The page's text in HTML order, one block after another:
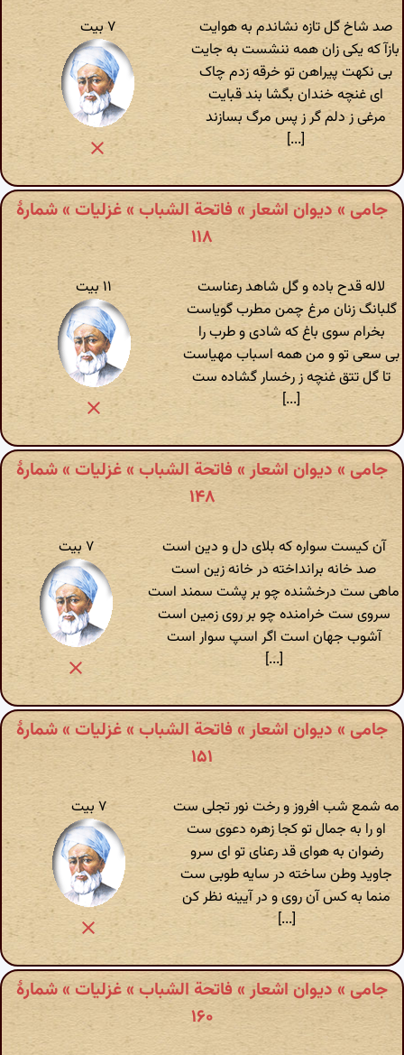
صد شاخ گل تازه نشاندم به هوایت
بازآ که یکی زان همه ننشست به جایت
بی نکهت پیراهن تو خرقه زدم چاک
ای غنچه خندان بگشا بند قبایت
مرغی ز دلم گر ز پس مرگ بسازند
[...]
۷ بیت
جامی » دیوان اشعار » فاتحة الشباب » غزلیات » شمارهٔ
۱۱۸
لاله قدح باده و گل شاهد رعناست
گلبانگ زنان مرغ چمن مطرب گویاست
بخرام سوی باغ که شادی و طرب را
بی سعی تو و من همه اسباب مهیاست
تا گل تتق غنچه ز رخسار گشاده ست
[...]
۱۱ بیت
جامی » دیوان اشعار » فاتحة الشباب » غزلیات » شمارهٔ
۱۴۸
آن کیست سواره که بلای دل و دین است
صد خانه برانداخته در خانه زین است
ماهی ست درخشنده چو بر پشت سمند است
سروی ست خرامنده چو بر روی زمین است
آشوب جهان است اگر اسپ سوار است
[...]
۷ بیت
جامی » دیوان اشعار » فاتحة الشباب » غزلیات » شمارهٔ
۱۵۱
مه شمع شب افروز و رخت نور تجلی ست
او را به جمال تو کجا زهره دعوی ست
رضوان به هوای قد رعنای تو ای سرو
جاوید وطن ساخته در سایه طوبی ست
منما به کس آن روی و در آیینه نظر کن
[...]
۷ بیت
جامی » دیوان اشعار » فاتحة الشباب » غزلیات » شمارهٔ
۱۶۰